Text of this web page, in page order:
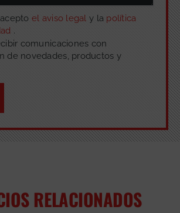
el aviso legaly la política
.
comunicaciones con
de novedades, productos y
RELACIONADOS